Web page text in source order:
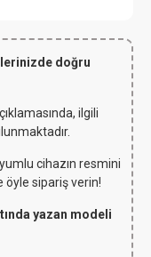
doğru
ilgili
cihazın resmini
öyle sipariş verin!
yazan modeli